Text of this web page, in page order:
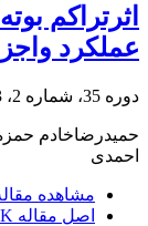
اثرتراکم
عملکرد
دوره 35، شماره 2، 1383
حمیدرضاخادم
احمدی
مشاهده
اصل مقاله